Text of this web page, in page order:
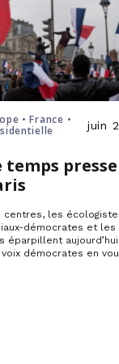
• France •
juin
temps
centres, les
démocrates et les
éparpillent
démocrates en